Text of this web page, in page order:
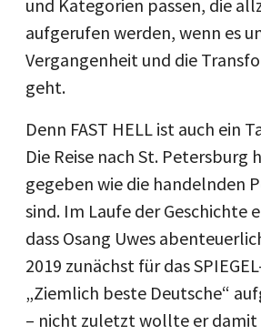
und Kategorien passen, die
aufgerufen werden, wenn es
Vergangenheit und die
geht.
Denn FAST HELL ist auch ein
Die Reise nach St. Petersburg
gegeben wie die handelnden
sind. Im Laufe der Geschichte
dass Osang Uwes
2019 zunächst für das
„Ziemlich beste Deutsche“
– nicht zuletzt wollte er damit